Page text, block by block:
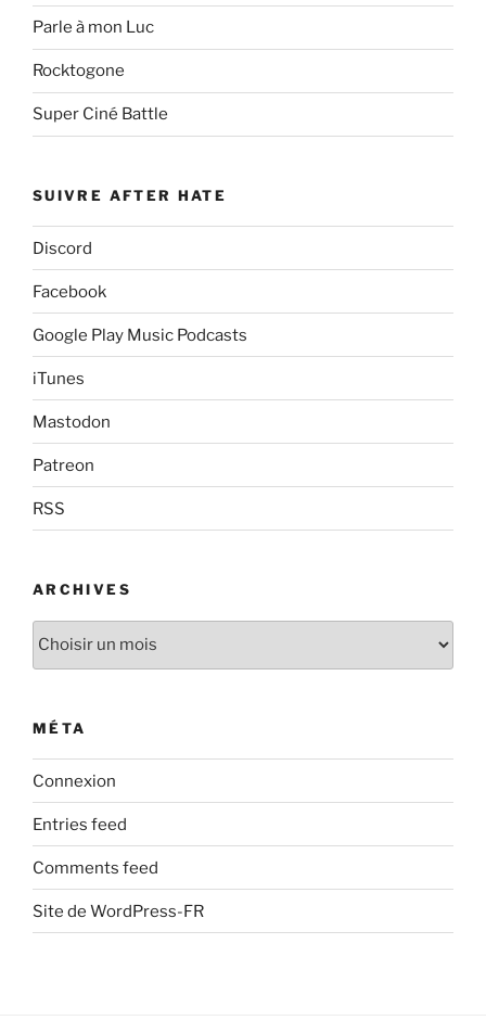
Parle à mon Luc
Rocktogone
Super Ciné Battle
SUIVRE AFTER HATE
Discord
Facebook
Google Play Music Podcasts
iTunes
Mastodon
Patreon
RSS
ARCHIVES
Archives
MÉTA
Connexion
Entries feed
Comments feed
Site de WordPress-FR